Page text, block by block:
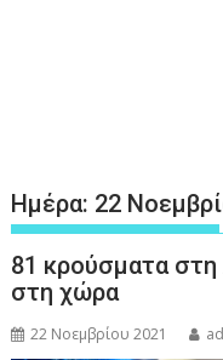
Ημέρα: 22
81 κρούσματα
στη χώρα
22 Νοεμβρίου 2021